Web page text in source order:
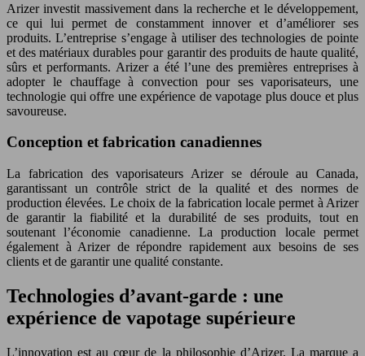
Arizer investit massivement dans la recherche et le développement,
ce qui lui permet de constamment innover et d’améliorer ses
produits. L’entreprise s’engage à utiliser des technologies de pointe
et des matériaux durables pour garantir des produits de haute qualité,
sûrs et performants. Arizer a été l’une des premières entreprises à
adopter le chauffage à convection pour ses vaporisateurs, une
technologie qui offre une expérience de vapotage plus douce et plus
savoureuse.
Conception et fabrication canadiennes
La fabrication des vaporisateurs Arizer se déroule au Canada,
garantissant un contrôle strict de la qualité et des normes de
production élevées. Le choix de la fabrication locale permet à Arizer
de garantir la fiabilité et la durabilité de ses produits, tout en
soutenant l’économie canadienne. La production locale permet
également à Arizer de répondre rapidement aux besoins de ses
clients et de garantir une qualité constante.
Technologies d’avant-garde : une
expérience de vapotage supérieure
L’innovation est au cœur de la philosophie d’Arizer. La marque a